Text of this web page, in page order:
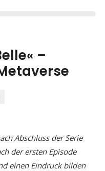
–
Abschluss der Serie
der ersten Episode
einen Eindruck bilden